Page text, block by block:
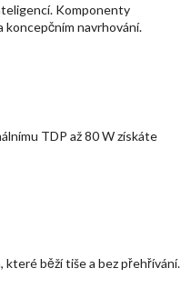
Komponenty
navrhování.
TDP až 80 W získáte
běží tiše a bez přehřívání.